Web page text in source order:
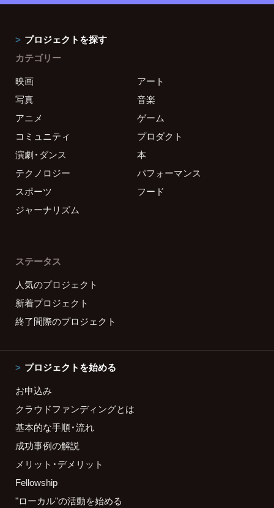
プロジェクトを探す
カテゴリー
映画
アート
写真
音楽
アニメ
ゲーム
コミュニティ
プロダクト
演劇・ダンス
本
テクノロジー
パフォーマンス
スポーツ
フード
ジャーナリズム
ステータス
人気のプロジェクト
新着プロジェクト
終了間際のプロジェクト
プロジェクトを始める
お申込み
クラウドファンディングとは
基本的な手順・流れ
成功事例の解説
メリット・デメリット
Fellowship
"ローカル"の活動を始める